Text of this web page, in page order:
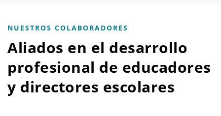
NUESTROS COLABORADORES
Aliados en el desarrollo
profesional de educadores
y directores escolares